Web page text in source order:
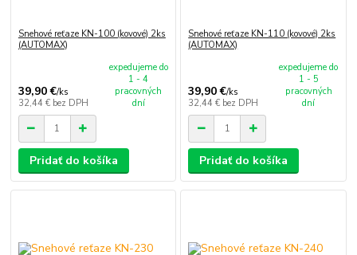
Snehové reťaze KN-100 (kovové) 2ks
(AUTOMAX)
39,90 €/ks
32,44 € bez DPH
expedujeme do
1 - 4
pracovných
dní
Pridať do košíka
Snehové reťaze KN-110 (kovové) 2ks
(AUTOMAX)
39,90 €/ks
32,44 € bez DPH
expedujeme do
1 - 5
pracovných
dní
Pridať do košíka